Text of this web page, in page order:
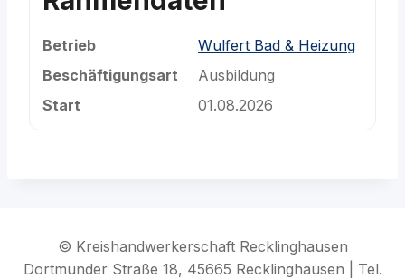
Betrieb
Wulfert Bad & Heizung
Beschäftigungsart
Ausbildung
Start
01.08.2026
© Kreishandwerkerschaft Recklinghausen
Dortmunder Straße 18, 45665 Recklinghausen | Tel.